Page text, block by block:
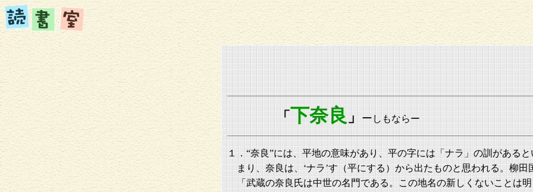
「 下奈良 」 ー しもならー
１．“奈良”には、平地の意味があり、平の字には「ナラ」の訓がある
まり、奈良は、‘ナラ’す（平にする）から出たものと思われる。柳田
「武蔵の奈良氏は中世の名門である。この地名の新しくないことは